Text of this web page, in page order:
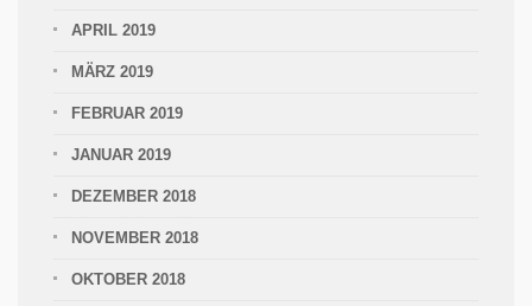
APRIL 2019
MÄRZ 2019
FEBRUAR 2019
JANUAR 2019
DEZEMBER 2018
NOVEMBER 2018
OKTOBER 2018